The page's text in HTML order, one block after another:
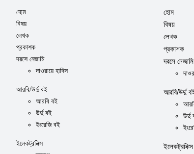
হোম
বিষয়
লেখক
প্রকাশক
দরসে নেজামি
দাওরায়ে হাদিস
আরবি/উর্দু বই
আরবি বই
উর্দু বই
ইংরেজি বই
ইলেকট্রনিক্স
হোম
বিষয়
লেখক
প্রকাশক
দরসে নেজামি
আরবি/উর্দু
উর্দু
ইলেকট্রনিক্স